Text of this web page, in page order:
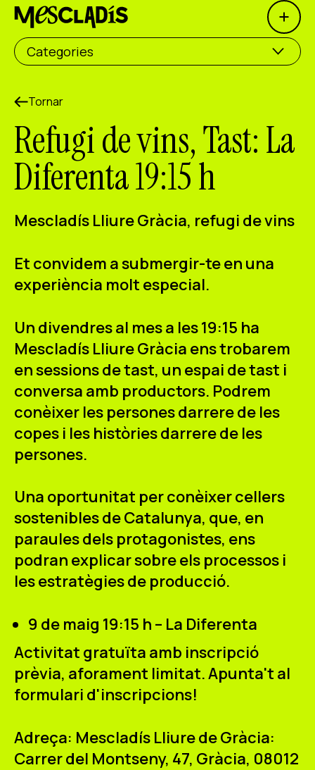
Open
Productora social
Productora d'experiències
Productora d'ocupació
Productora de coneixement
Productora cultural
Agenda
Blog
Contacte
Facebook Instagram YoutubeTwitter/X
ES CA EN
Categories
Tornar
Refugi de vins, Tast: La
Diferenta 19:15 h
Mescladís Lliure Gràcia, refugi de vins
Et convidem a submergir-te en una
experiència molt especial.
Un divendres al mes a les 19:15 ha
Mescladís Lliure Gràcia ens trobarem
en sessions de tast, un espai de tast i
conversa amb productors. Podrem
conèixer les persones darrere de les
copes i les històries darrere de les
persones.
Una oportunitat per conèixer cellers
sostenibles de Catalunya, que, en
paraules dels protagonistes, ens
podran explicar sobre els processos i
les estratègies de producció.
9 de maig 19:15 h – La Diferenta
Activitat gratuïta amb inscripció
prèvia, aforament limitat. Apunta't al
formulari d'inscripcions!
Adreça: Mescladís Lliure de Gràcia:
Carrer del Montseny, 47, Gràcia, 08012